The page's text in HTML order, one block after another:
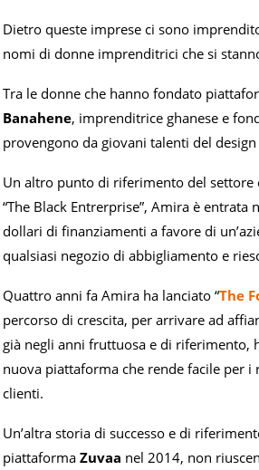
Dietro queste imprese ci sono
nomi di donne imprenditrici che si
Tra le donne che hanno fondato
Banahene, imprenditrice ghanese e
provengono da giovani talenti del
Un altro punto di riferimento del settore
“The Black Entrerprise”, Amira è
dollari di finanziamenti a favore di
qualsiasi negozio di abbigliamento e
Quattro anni fa Amira ha lanciato “The
percorso di crescita, per arrivare ad
già negli anni fruttuosa e di riferimento,
nuova piattaforma che rende facile per
clienti.
Un’altra storia di successo e di
piattaforma Zuvaa nel 2014, non